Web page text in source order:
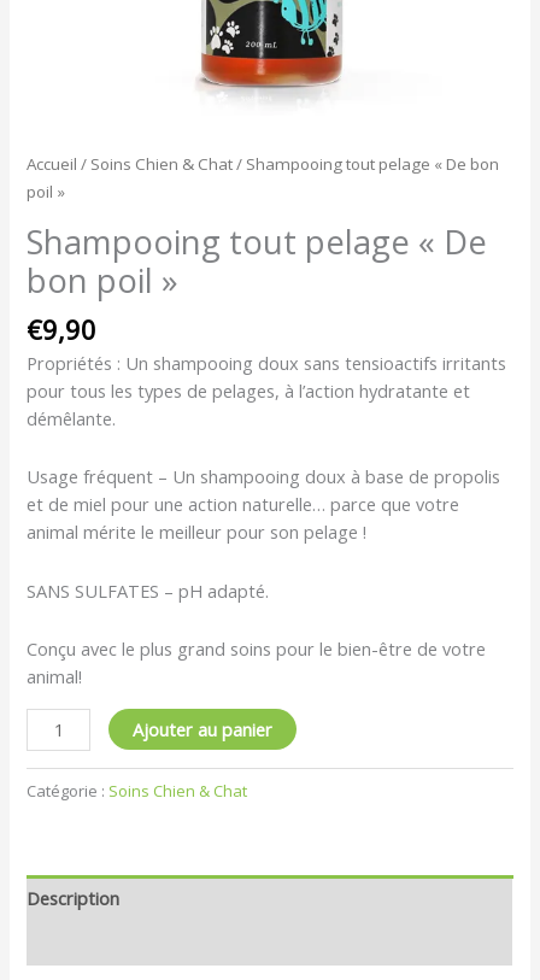
Accueil / Soins Chien & Chat/ Shampooing tout pelage « De bon
poil »
Shampooing tout pelage « De
bon poil »
€9,90
Propriétés : Un shampooing doux sans tensioactifs irritants
pour tous les types de pelages, à l’action hydratante et
démêlante.
Usage fréquent – Un shampooing doux à base de propolis
et de miel pour une action naturelle… parce que votre
animal mérite le meilleur pour son pelage !
SANS SULFATES – pH adapté.
Conçu avec le plus grand soins pour le bien-être de votre
animal!
Ajouter au panier
Catégorie : Soins Chien & Chat
Description